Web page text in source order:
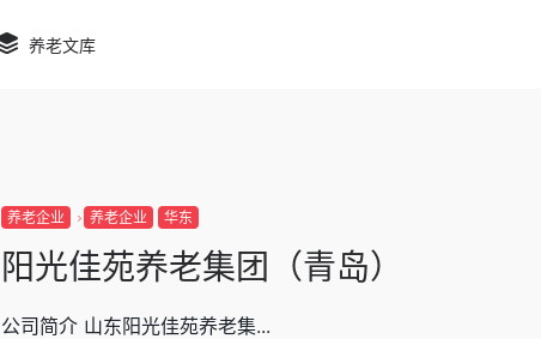
养老文库
养老企业 养老企业 华东
阳光佳苑养老集团（青岛）
公司简介 山东阳光佳苑养老集...